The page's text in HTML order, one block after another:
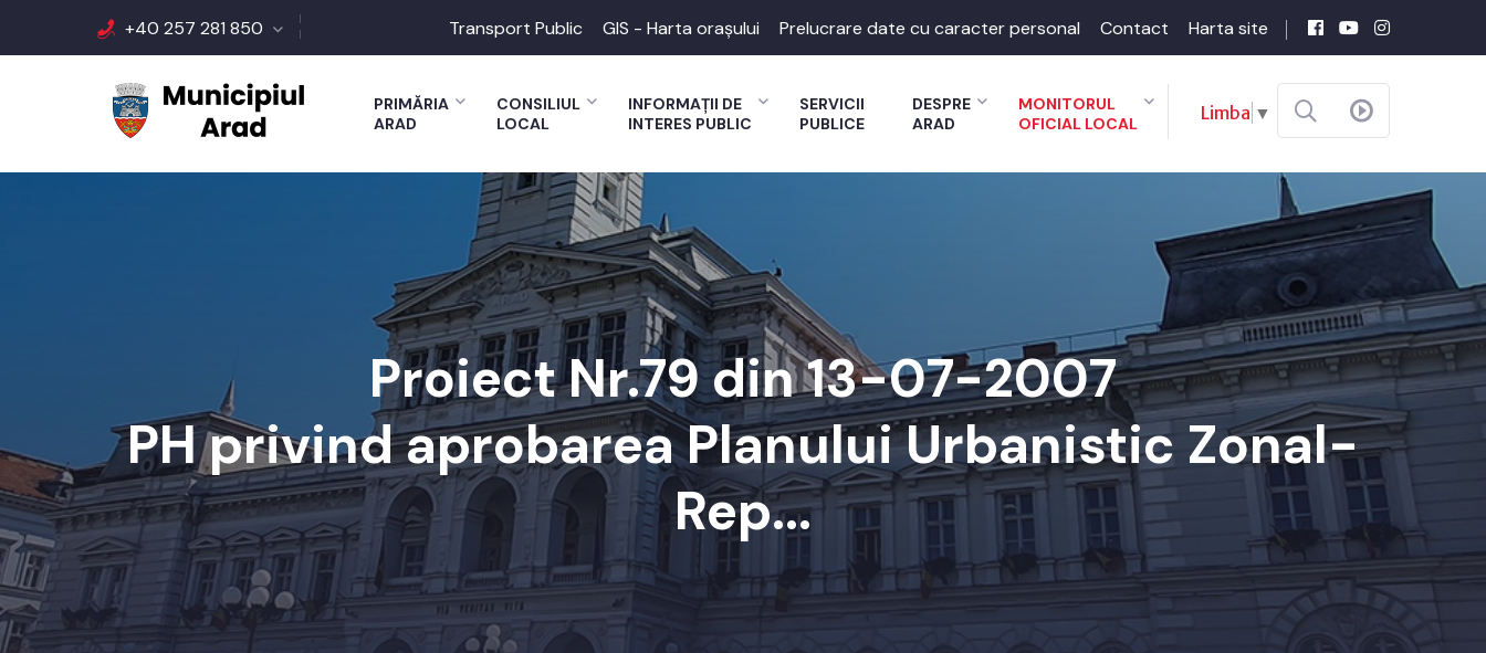
+40 257 281 850 Transport Public GIS - Harta orașului Prelucrare date cu caracter personal Contact Harta site
PRIMĂRIA
ARAD
CONSILIUL
LOCAL
INFORMAȚII DE
INTERES PUBLIC
SERVICII
PUBLICE
DESPRE
ARAD
MONITORUL
OFICIAL LOCAL
Limba ▼
Proiect Nr.79 din 13-07-2007
PH privind aprobarea Planului Urbanistic Zonal-
Rep...